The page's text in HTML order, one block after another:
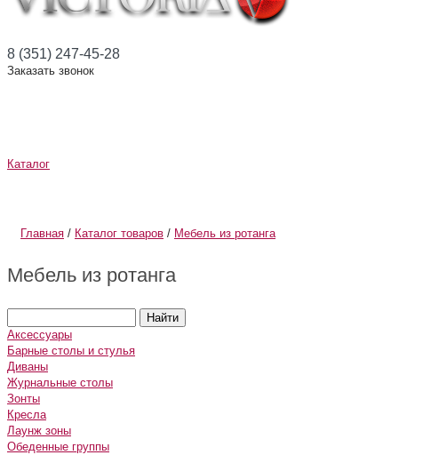
8 (351) 247-45-28
Заказать звонок
Каталог
Главная / Каталог товаров / Мебель из ротанга
Мебель из ротанга
Аксессуары
Барные столы и стулья
Диваны
Журнальные столы
Зонты
Кресла
Лаунж зоны
Обеденные группы